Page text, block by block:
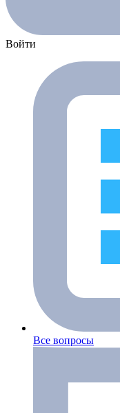
Войти
Все вопросы